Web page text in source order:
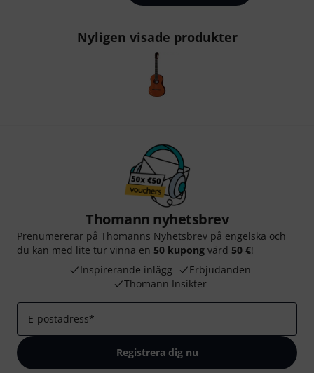
Nyligen visade produkter
Thomann nyhetsbrev
Prenumererar på Thomanns Nyhetsbrev på engelska och
du kan med lite tur vinna en 50 kupong värd 50 €!
Inspirerande inlägg
Erbjudanden
Thomann Insikter
E-postadress*
Registrera dig nu